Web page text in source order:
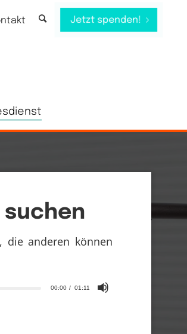
Jetzt spenden!
suchen
00:00 01:11
die anderen können